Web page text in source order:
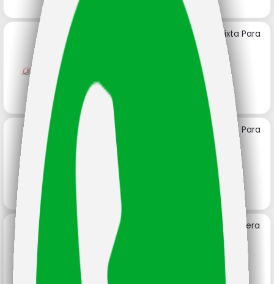
C15100 Fumaca Bisagra Mixta Para
Soldar 100x60 De Hierro
C16100 Fumaca Bisagra Mixta Para
Soldar 100x54 De Hierro
P43301 Fumaca Bisagra Mosquera